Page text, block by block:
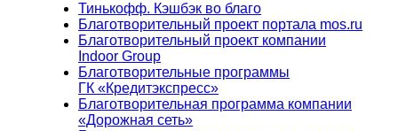
Тинькофф. Кэшбэк во благо
Благотворительный проект портала mos.ru
Благотворительный проект компании
Indoor Group
Благотворительные программы
ГК «Кредитэкспресс»
Благотворительная программа компании
«Дорожная сеть»